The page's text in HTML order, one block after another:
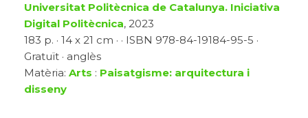
Universitat Politècnica de Catalunya. Iniciativa
Digital Politècnica, 2023
183 p. · 14 x 21 cm · · ISBN 978-84-19184-95-5 ·
Gratuït · anglès
Matèria: Arts : Paisatgisme: arquitectura i
disseny